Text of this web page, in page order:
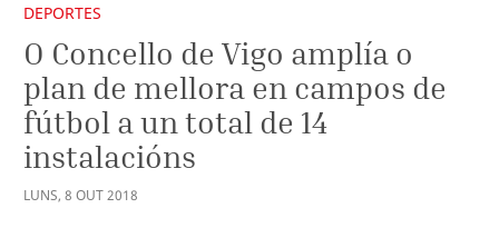
DEPORTES
O Concello de Vigo amplía o
plan de mellora en campos de
fútbol a un total de 14
instalacións
LUNS, 8 OUT2018